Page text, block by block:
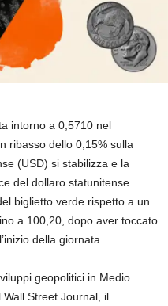
intorno a 0,5710 nel
ribasso dello 0,15% sulla
(USD) si stabilizza e la
del dollaro statunitense
biglietto verde rispetto a un
a 100,20, dopo aver toccato
della giornata.
geopolitici in Medio
Street Journal, il